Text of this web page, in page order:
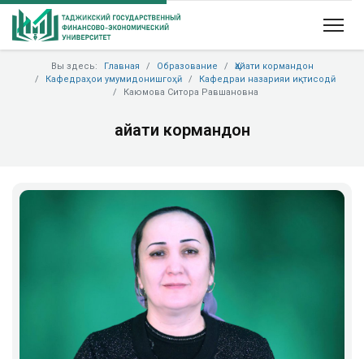
Вы здесь: Главная Образование
Ҳайати кормандон
Кафедраҳои умумидонишгоҳӣ
Кафедраи назарияи иқтисодӣ
Каюмова Ситора Равшановна
Ҳайати кормандон